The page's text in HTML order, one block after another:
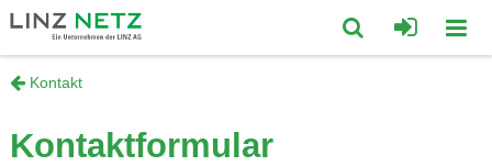
zum
Inhalt
springen
zum
Footer
springen
Kontakt
Kontaktformular